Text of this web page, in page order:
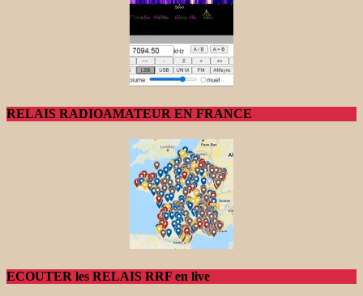
RELAIS RADIOAMATEUR EN FRANCE
ECOUTER les RELAIS RRF en live